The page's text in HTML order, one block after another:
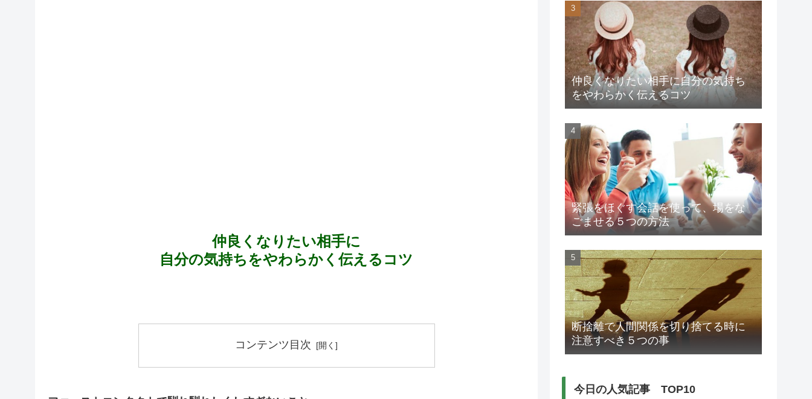
仲良くなりたい相手に
自分の気持ちをやわらかく伝えるコツ
コンテンツ目次
仲良くなりたい相手に自分の気持ち
をやわらかく伝えるコツ
緊張をほぐす会話を使って、場をな
ごませる５つの方法
断捨離で人間関係を切り捨てる時に
注意すべき５つの事
今日の人気記事 TOP10